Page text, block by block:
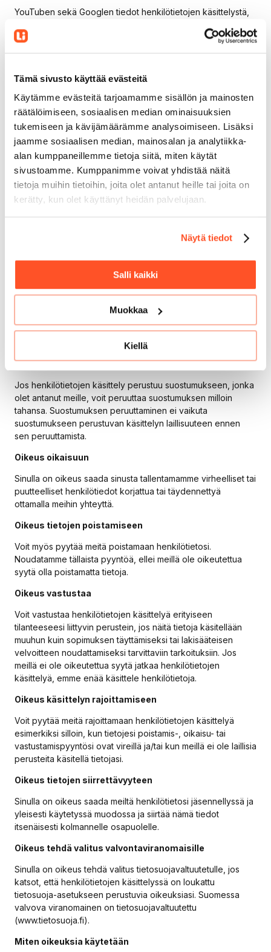
Tämä sivusto käyttää evästeitä
Käytämme evästeitä tarjoamamme sisällön ja mainosten
räätälöimiseen, sosiaalisen median ominaisuuksien
tukemiseen ja kävijämäärämme analysoimiseen. Lisäksi
jaamme sosiaalisen median, mainosalan ja analytiikka-
alan kumppaneillemme tietoja siitä, miten käytät
sivustoamme. Kumppanimme voivat yhdistää näitä
tietoja muihin tietoihin, joita olet antanut heille tai joita on
kerätty, kun olet käyttänyt heidän palvelujaan.
Näytä tiedot
Salli kaikki
Muokkaa
Kiellä
YouTuben sekä Googlen tiedot henkilötietojen käsittelystä,
Googlea vastaan, ovat saatavilla osoitteessa
käsittelystä, mukaan lukien keinoista käyttää oikeuksiasi
heitä vastaan, ovat saatavilla Sanoman tietosuojaselosteesta
osoitteessahttps://sanoma.fi/tietosuoja/ja Xandrin
tietosuojakäytännöstä
https://www.xandr.com/privacy/
Sinun oikeutesi
Sinulla on oikeus saada meiltä vahvistus siitä,
käsittelemmekö sinua koskevia henkilötietoja. Sinulla on
sekä tietosuoja-asetuksen mukaiset tiedot henkilötietojesi
Kun käytät oikeuttasi saada pääsy tietoihin, toimitamme
sinulle jäljennöksen käsittelemistämme henkilötiedoistasi. Jos
pyydät useampia jäljennöksiä, voimme periä niistä
hallinnollisiin kustannuksiin perustuvan kohtuullisen maksun.
Oikeus peruuttaa suostumus
Jos henkilötietojen käsittely perustuu suostumukseen, jonka
olet antanut meille, voit peruuttaa suostumuksen milloin
tahansa. Suostumuksen peruuttaminen ei vaikuta
suostumukseen perustuvan käsittelyn laillisuuteen ennen
sen peruuttamista.
Oikeus oikaisuun
Sinulla on oikeus saada sinusta tallentamamme virheelliset tai
puutteelliset henkilötiedot korjattua tai täydennettyä
ottamalla meihin yhteyttä.
Oikeus tietojen poistamiseen
Voit myös pyytää meitä poistamaan henkilötietosi.
Noudatamme tällaista pyyntöä, ellei meillä ole oikeutettua
syytä olla poistamatta tietoja.
Oikeus vastustaa
Voit vastustaa henkilötietojen käsittelyä erityiseen
tilanteeseesi liittyvin perustein, jos näitä tietoja käsitellään
muuhun kuin sopimuksen täyttämiseksi tai lakisääteisen
velvoitteen noudattamiseksi tarvittaviin tarkoituksiin. Jos
meillä ei ole oikeutettua syytä jatkaa henkilötietojen
käsittelyä, emme enää käsittele henkilötietoja.
Oikeus käsittelyn rajoittamiseen
Voit pyytää meitä rajoittamaan henkilötietojen käsittelyä
esimerkiksi silloin, kun tietojesi poistamis-, oikaisu- tai
vastustamispyyntösi ovat vireillä ja/tai kun meillä ei ole laillisia
perusteita käsitellä tietojasi.
Oikeus tietojen siirrettävyyteen
Sinulla on oikeus saada meiltä henkilötietosi jäsennellyssä ja
yleisesti käytetyssä muodossa ja siirtää nämä tiedot
itsenäisesti kolmannelle osapuolelle.
Oikeus tehdä valitus valvontaviranomaisille
Sinulla on oikeus tehdä valitus tietosuojavaltuutetulle, jos
katsot, että henkilötietojen käsittelyssä on loukattu
tietosuoja-asetukseen perustuvia oikeuksiasi. Suomessa
valvova viranomainen on tietosuojavaltuutettu
(www.tietosuoja.fi).
Miten oikeuksia käytetään